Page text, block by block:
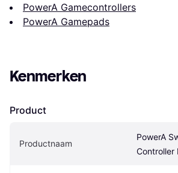
PowerA Gamecontrollers
PowerA Gamepads
Kenmerken
Product
Productnaam
PowerA
Controller